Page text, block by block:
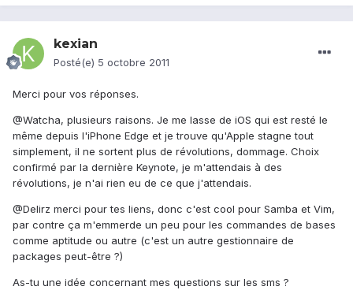
kexian
Posté(e) 5 octobre 2011
Merci pour vos réponses.
@Watcha, plusieurs raisons. Je me lasse de iOS qui est resté le
même depuis l'iPhone Edge et je trouve qu'Apple stagne tout
simplement, il ne sortent plus de révolutions, dommage. Choix
confirmé par la dernière Keynote, je m'attendais à des
révolutions, je n'ai rien eu de ce que j'attendais.
@Delirz merci pour tes liens, donc c'est cool pour Samba et Vim,
par contre ça m'emmerde un peu pour les commandes de bases
comme aptitude ou autre (c'est un autre gestionnaire de
packages peut-être ?)
As-tu une idée concernant mes questions sur les sms ?